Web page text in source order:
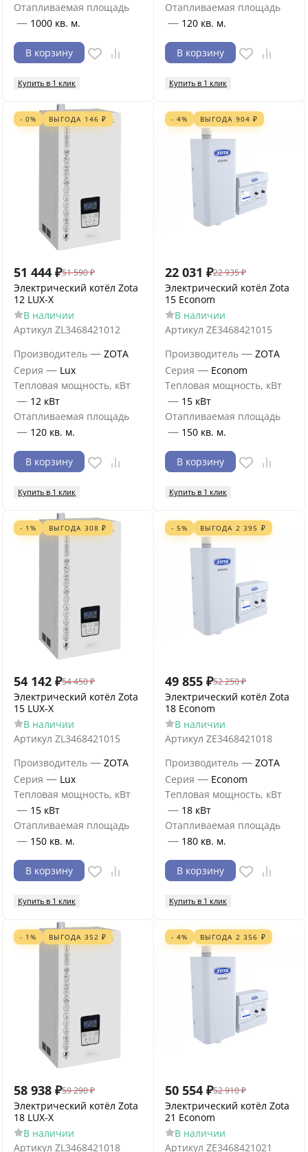
Отапливаемая площадь
— 1000 кв. м.
В корзину
Купить в 1 клик
Отапливаемая площадь
— 120 кв. м.
В корзину
Купить в 1 клик
- 0% ВЫГОДА 146 ₽
51 444 ₽51 590 ₽
Электрический котёл Zota
12 LUX-X
В наличии
Артикул ZL3468421012
Производитель — ZOTA
Серия — Lux
Тепловая мощность, кВт
— 12 кВт
Отапливаемая площадь
— 120 кв. м.
В корзину
Купить в 1 клик
- 4% ВЫГОДА 904 ₽
22 031 ₽22 935 ₽
Электрический котёл Zota
15 Econom
В наличии
Артикул ZE3468421015
Производитель — ZOTA
Серия — Econom
Тепловая мощность, кВт
— 15 кВт
Отапливаемая площадь
— 150 кв. м.
В корзину
Купить в 1 клик
- 1% ВЫГОДА 308 ₽
54 142 ₽54 450 ₽
Электрический котёл Zota
15 LUX-X
В наличии
Артикул ZL3468421015
Производитель — ZOTA
Серия — Lux
Тепловая мощность, кВт
— 15 кВт
Отапливаемая площадь
— 150 кв. м.
В корзину
Купить в 1 клик
- 5% ВЫГОДА 2 395 ₽
49 855 ₽52 250 ₽
Электрический котёл Zota
18 Econom
В наличии
Артикул ZE3468421018
Производитель — ZOTA
Серия — Econom
Тепловая мощность, кВт
— 18 кВт
Отапливаемая площадь
— 180 кв. м.
В корзину
Купить в 1 клик
- 1% ВЫГОДА 352 ₽
58 938 ₽59 290 ₽
Электрический котёл Zota
18 LUX-X
В наличии
Артикул ZL3468421018
- 4% ВЫГОДА 2 356 ₽
50 554 ₽52 910 ₽
Электрический котёл Zota
21 Econom
В наличии
Артикул ZE3468421021